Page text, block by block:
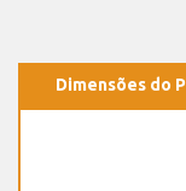
Dimensões do